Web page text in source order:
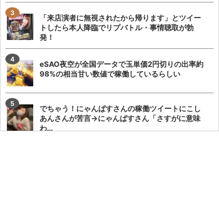
「来店演者に無視されたから帰ります」とツイー
トしたら本人降臨でリプバトル・事情聴取が勃
発！
eSAO夜空が全国データで玉単価2円切りの出率約
98%の相当甘い数値で稼働しているらしい
でちゃう！にゃんぱすさんの稼働ツイートにこし
あんさんが苦言→にゃんぱすさん「さすがに意味
わ...